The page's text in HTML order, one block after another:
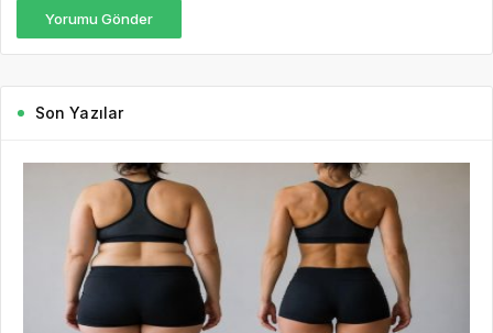
Yorumu Gönder
Son Yazılar